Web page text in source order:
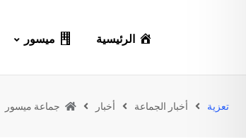
الرئيسية ميسور
تعزية أخبار الجماعة أخبار جماعة ميسور